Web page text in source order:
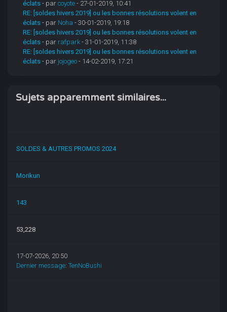
éclats - parcoyote - 27-01-2019, 10:41
RE: [soldes hivers 2019] ou les bonnes résolutions volent en
éclats - par Noha - 30-01-2019, 19:18
RE: [soldes hivers 2019] ou les bonnes résolutions volent en
éclats - par rafpark - 31-01-2019, 11:38
RE: [soldes hivers 2019] ou les bonnes résolutions volent en
éclats - par jojogeo - 14-02-2019, 17:21
Sujets apparemment similaires...
SOLDES & AUTRES PROMOS 2024
Morikun
143
53,228
17-07-2026, 20:50
Dernier message:TenNoBushi